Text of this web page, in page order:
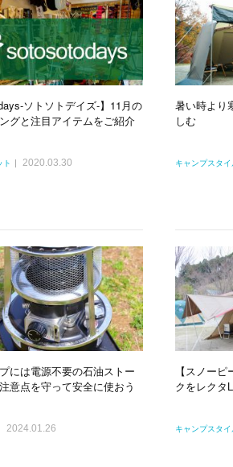
ソトソトデイズ-】11月の
グと注目アイテムをご紹介
ト 2020.03.30
暑い時より
しむ
キャンプスタイ
には電源不要の石油ストー
意点を守って安全に使おう
2024.01.26
【スノー
クをレクタ
キャンプスタイ